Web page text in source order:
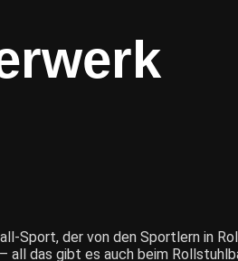
Sport, der von den Sportlern in
das gibt es auch beim